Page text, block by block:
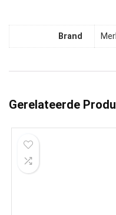
Brand
Gerelateerde